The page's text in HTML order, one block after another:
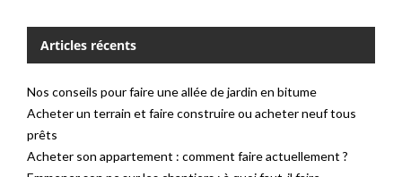
Articles récents
Nos conseils pour faire une allée de jardin en bitume
Acheter un terrain et faire construire ou acheter neuf tous
prêts
Acheter son appartement : comment faire actuellement ?